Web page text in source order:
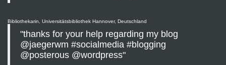
Bibliothekarin, Universitätsbibliothek Hannover, Deutschland
"thanks for your help regarding my blog
@jaegerwm #socialmedia #blogging
@posterous @wordpress"